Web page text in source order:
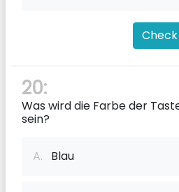
20:
Was wird die Farbe der
sein?
A. Blau